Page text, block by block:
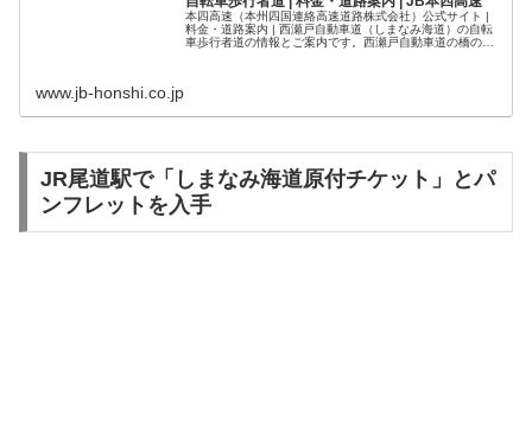
本四高速（本州四国連絡高速道路株式会社）公式サイト |
料金・道路案内 | 西瀬戸自動車道（しまなみ海道）の自転
車歩行者道の情報とご案内です。西瀬戸自動車道の橋の部
www.jb-honshi.co.jp
JR尾道駅で「しまなみ海道原付チケット」とパ
ンフレットを入手